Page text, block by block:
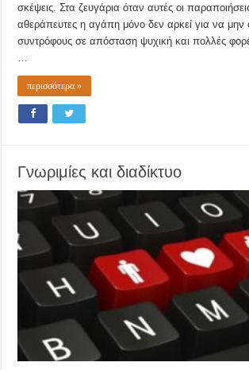
σκέψεις. Στα ζευγάρια όταν αυτές οι
αθεράπευτες η αγάπη μόνο δεν αρκεί για να μην
συντρόφους σε απόσταση ψυχική και πολλές
περισσότερα »
Γνωριμίες και διαδίκτυο